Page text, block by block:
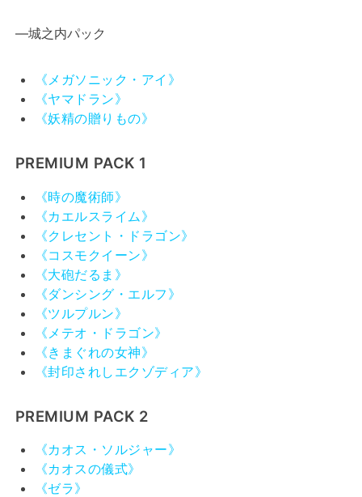
―城之内パック
《メガソニック・アイ》
《ヤマドラン》
《妖精の贈りもの》
PREMIUM PACK 1
《時の魔術師》
《カエルスライム》
《クレセント・ドラゴン》
《コスモクイーン》
《大砲だるま》
《ダンシング・エルフ》
《ツルプルン》
《メテオ・ドラゴン》
《きまぐれの女神》
《封印されしエクゾディア》
PREMIUM PACK 2
《カオス・ソルジャー》
《カオスの儀式》
《ゼラ》